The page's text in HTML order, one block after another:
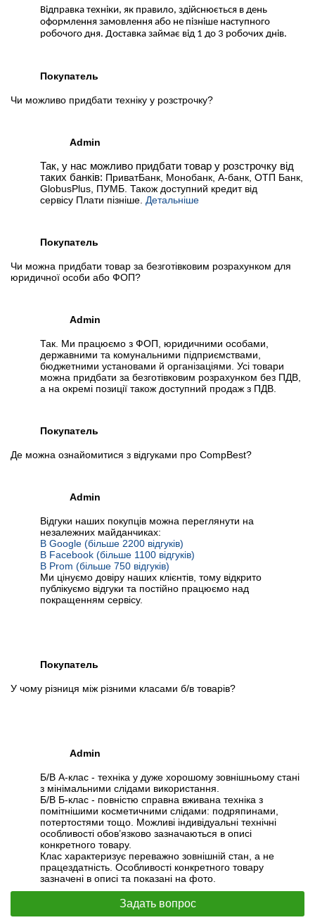
Відправка техніки, як правило, здійснюється в день
оформлення замовлення або не пізніше наступного
робочого дня. Доставка займає від 1 до 3 робочих днів.
Покупатель
Чи можливо придбати техніку у розстрочку?
Admin
Так, у нас можливо придбати товар у розстрочку від
таких банків: ПриватБанк, Монобанк, А-банк, ОТП Банк,
GlobusPlus, ПУМБ. Також доступний кредит від
сервісу Плати пізніше. Детальніше
Покупатель
Чи можна придбати товар за безготівковим розрахунком для
юридичної особи або ФОП?
Admin
Так. Ми працюємо з ФОП, юридичними особами,
державними та комунальними підприємствами,
бюджетними установами й організаціями. Усі товари
можна придбати за безготівковим розрахунком без ПДВ,
а на окремі позиції також доступний продаж з ПДВ.
Покупатель
Де можна ознайомитися з відгуками про CompBest?
Admin
Відгуки наших покупців можна переглянути на
незалежних майданчиках:
В Google (більше 2200 відгуків)
В Facebook (більше 1100 відгуків)
В Prom (більше 750 відгуків)
Ми цінуємо довіру наших клієнтів, тому відкрито
публікуємо відгуки та постійно працюємо над
покращенням сервісу.
Покупатель
У чому різниця між різними класами б/в товарів?
Admin
Б/В А-клас - техніка у дуже хорошому зовнішньому стані
з мінімальними слідами використання.
Б/В Б-клас - повністю справна вживана техніка з
помітнішими косметичними слідами: подряпинами,
потертостями тощо. Можливі індивідуальні технічні
особливості обов’язково зазначаються в описі
конкретного товару.
Клас характеризує переважно зовнішній стан, а не
працездатність. Особливості конкретного товару
зазначені в описі та показані на фото.
Задать вопрос